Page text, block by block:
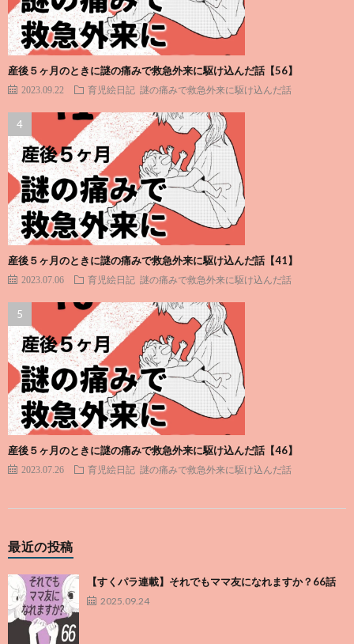
産後５ヶ月のときに謎の痛みで救急外来に駆け込んだ話【56】
2023.09.22 育児絵日記 謎の痛みで救急外来に駆け込んだ話
産後５ヶ月のときに謎の痛みで救急外来に駆け込んだ話【41】
2023.07.06 育児絵日記 謎の痛みで救急外来に駆け込んだ話
産後５ヶ月のときに謎の痛みで救急外来に駆け込んだ話【46】
2023.07.26 育児絵日記 謎の痛みで救急外来に駆け込んだ話
最近の投稿
【すくパラ連載】それでもママ友になれますか？66話
2025.09.24